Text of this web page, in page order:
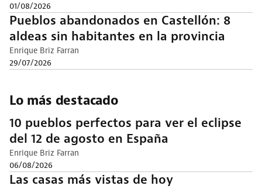
01/08/2026
Pueblos abandonados en Castellón: 8
aldeas sin habitantes en la provincia
Enrique Briz Farran
29/07/2026
Lo más destacado
10 pueblos perfectos para ver el eclipse
del 12 de agosto en España
Enrique Briz Farran
06/08/2026
Las casas más vistas de hoy